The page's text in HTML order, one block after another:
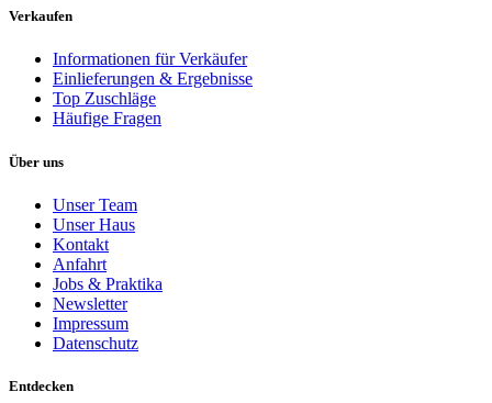
Verkaufen
Informationen für Verkäufer
Einlieferungen & Ergebnisse
Top Zuschläge
Häufige Fragen
Über uns
Unser Team
Unser Haus
Kontakt
Anfahrt
Jobs & Praktika
Newsletter
Impressum
Datenschutz
Entdecken